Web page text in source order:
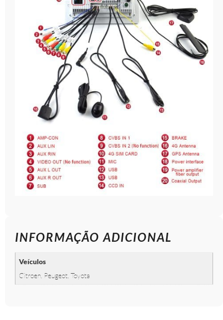
INFORMAÇÃO ADICIONAL
Veículos
Citroen, Peugeot, Toyota